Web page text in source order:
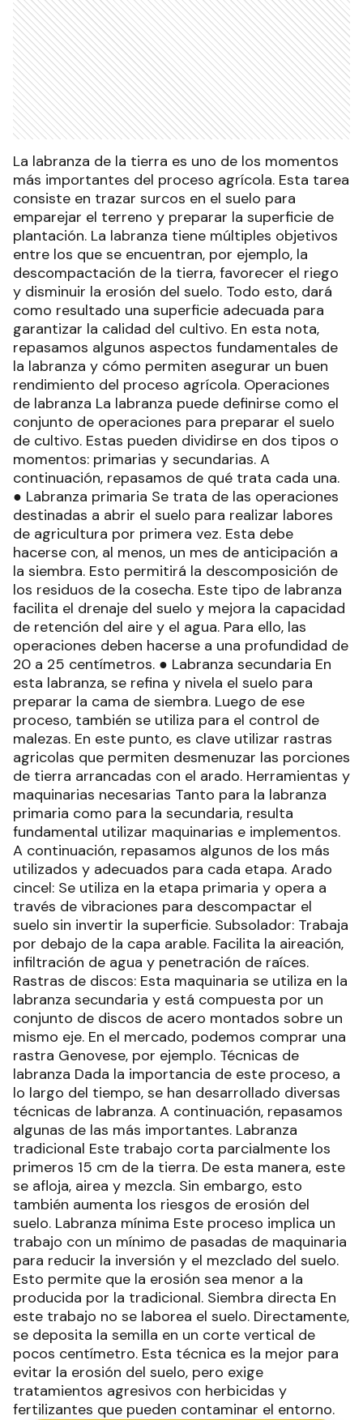
La labranza de la tierra es uno de los momentos
más importantes del proceso agrícola. Esta tarea
consiste en trazar surcos en el suelo para
emparejar el terreno y preparar la superficie de
plantación. La labranza tiene múltiples objetivos
entre los que se encuentran, por ejemplo, la
descompactación de la tierra, favorecer el riego
y disminuir la erosión del suelo. Todo esto, dará
como resultado una superficie adecuada para
garantizar la calidad del cultivo. En esta nota,
repasamos algunos aspectos fundamentales de
la labranza y cómo permiten asegurar un buen
rendimiento del proceso agrícola. Operaciones
de labranza La labranza puede definirse como el
conjunto de operaciones para preparar el suelo
de cultivo. Estas pueden dividirse en dos tipos o
momentos: primarias y secundarias. A
continuación, repasamos de qué trata cada una.
● Labranza primaria Se trata de las operaciones
destinadas a abrir el suelo para realizar labores
de agricultura por primera vez. Esta debe
hacerse con, al menos, un mes de anticipación a
la siembra. Esto permitirá la descomposición de
los residuos de la cosecha. Este tipo de labranza
facilita el drenaje del suelo y mejora la capacidad
de retención del aire y el agua. Para ello, las
operaciones deben hacerse a una profundidad de
20 a 25 centímetros. ● Labranza secundaria En
esta labranza, se refina y nivela el suelo para
preparar la cama de siembra. Luego de ese
proceso, también se utiliza para el control de
malezas. En este punto, es clave utilizar rastras
agricolas que permiten desmenuzar las porciones
de tierra arrancadas con el arado. Herramientas y
maquinarias necesarias Tanto para la labranza
primaria como para la secundaria, resulta
fundamental utilizar maquinarias e implementos.
A continuación, repasamos algunos de los más
utilizados y adecuados para cada etapa. Arado
cincel: Se utiliza en la etapa primaria y opera a
través de vibraciones para descompactar el
suelo sin invertir la superficie. Subsolador: Trabaja
por debajo de la capa arable. Facilita la aireación,
infiltración de agua y penetración de raíces.
Rastras de discos: Esta maquinaria se utiliza en la
labranza secundaria y está compuesta por un
conjunto de discos de acero montados sobre un
mismo eje. En el mercado, podemos comprar una
rastra Genovese, por ejemplo. Técnicas de
labranza Dada la importancia de este proceso, a
lo largo del tiempo, se han desarrollado diversas
técnicas de labranza. A continuación, repasamos
algunas de las más importantes. Labranza
tradicional Este trabajo corta parcialmente los
primeros 15 cm de la tierra. De esta manera, este
se afloja, airea y mezcla. Sin embargo, esto
también aumenta los riesgos de erosión del
suelo. Labranza mínima Este proceso implica un
trabajo con un mínimo de pasadas de maquinaria
para reducir la inversión y el mezclado del suelo.
Esto permite que la erosión sea menor a la
producida por la tradicional. Siembra directa En
este trabajo no se laborea el suelo. Directamente,
se deposita la semilla en un corte vertical de
pocos centímetro. Esta técnica es la mejor para
evitar la erosión del suelo, pero exige
tratamientos agresivos con herbicidas y
fertilizantes que pueden contaminar el entorno.